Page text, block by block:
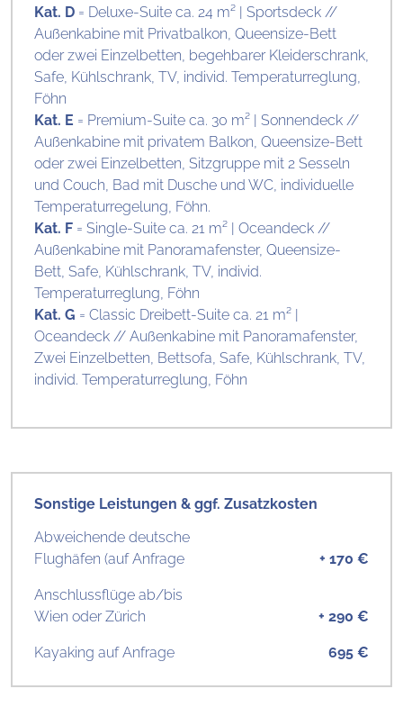
Kat. D = Deluxe-Suite ca. 24 m² | Sportsdeck //
Außenkabine mit Privatbalkon, Queensize-Bett
oder zwei Einzelbetten, begehbarer Kleiderschrank,
Safe, Kühlschrank, TV, individ. Temperaturreglung,
Föhn
Kat. E = Premium-Suite ca. 30 m² | Sonnendeck //
Außenkabine mit privatem Balkon, Queensize-Bett
oder zwei Einzelbetten, Sitzgruppe mit 2 Sesseln
und Couch, Bad mit Dusche und WC, individuelle
Temperaturregelung, Föhn.
Kat. F = Single-Suite ca. 21 m² | Oceandeck //
Außenkabine mit Panoramafenster, Queensize-
Bett, Safe, Kühlschrank, TV, individ.
Temperaturreglung, Föhn
Kat. G = Classic Dreibett-Suite ca. 21 m² |
Oceandeck // Außenkabine mit Panoramafenster,
Zwei Einzelbetten, Bettsofa, Safe, Kühlschrank, TV,
individ. Temperaturreglung, Föhn
Sonstige Leistungen & ggf. Zusatzkosten
Abweichende deutsche
Flughäfen (auf Anfrage
+ 170 €
Anschlussflüge ab/bis
Wien oder Zürich
+ 290 €
Kayaking auf Anfrage 695 €